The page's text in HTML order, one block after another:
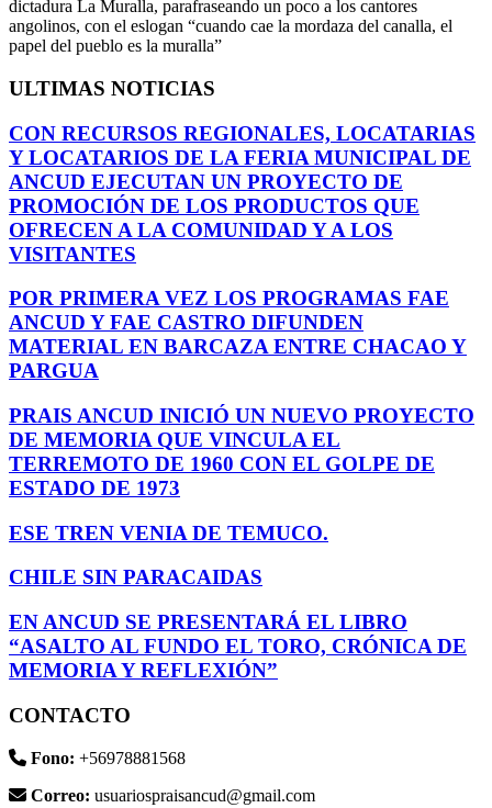
dictadura La Muralla, parafraseando un poco a los cantores
angolinos, con el eslogan “cuando cae la mordaza del canalla, el
papel del pueblo es la muralla”
ULTIMAS NOTICIAS
CON RECURSOS REGIONALES, LOCATARIAS
Y LOCATARIOS DE LA FERIA MUNICIPAL DE
ANCUD EJECUTAN UN PROYECTO DE
PROMOCIÓN DE LOS PRODUCTOS QUE
OFRECEN A LA COMUNIDAD Y A LOS
VISITANTES
POR PRIMERA VEZ LOS PROGRAMAS FAE
ANCUD Y FAE CASTRO DIFUNDEN
MATERIAL EN BARCAZA ENTRE CHACAO Y
PARGUA
PRAIS ANCUD INICIÓ UN NUEVO PROYECTO
DE MEMORIA QUE VINCULA EL
TERREMOTO DE 1960 CON EL GOLPE DE
ESTADO DE 1973
ESE TREN VENIA DE TEMUCO.
CHILE SIN PARACAIDAS
EN ANCUD SE PRESENTARÁ EL LIBRO
“ASALTO AL FUNDO EL TORO, CRÓNICA DE
MEMORIA Y REFLEXIÓN”
CONTACTO
Fono: +56978881568
Correo: usuariospraisancud@gmail.com